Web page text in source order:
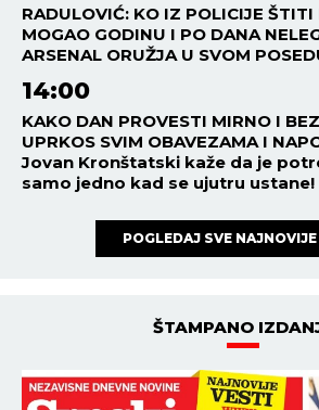
RADULOVIĆ: KO IZ POLICIJE ŠTITI
MOGAO GODINU I PO DANA
ARSENAL ORUŽJA U SVOM
14:00
KAKO DAN PROVESTI MIRNO I
UPRKOS SVIM OBAVEZAMA I
Jovan Kronštatski kaže da je
samo jedno kad se ujutru ustane!
POGLEDAJ SVE
ŠTAMPANO